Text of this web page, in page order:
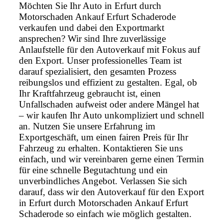
Möchten Sie Ihr Auto in Erfurt durch
Motorschaden Ankauf Erfurt Schaderode
verkaufen und dabei den Exportmarkt
ansprechen? Wir sind Ihre zuverlässige
Anlaufstelle für den Autoverkauf mit Fokus auf
den Export. Unser professionelles Team ist
darauf spezialisiert, den gesamten Prozess
reibungslos und effizient zu gestalten. Egal, ob
Ihr Kraftfahrzeug gebraucht ist, einen
Unfallschaden aufweist oder andere Mängel hat
– wir kaufen Ihr Auto unkompliziert und schnell
an. Nutzen Sie unsere Erfahrung im
Exportgeschäft, um einen fairen Preis für Ihr
Fahrzeug zu erhalten. Kontaktieren Sie uns
einfach, und wir vereinbaren gerne einen Termin
für eine schnelle Begutachtung und ein
unverbindliches Angebot. Verlassen Sie sich
darauf, dass wir den Autoverkauf für den Export
in Erfurt durch Motorschaden Ankauf Erfurt
Schaderode so einfach wie möglich gestalten.